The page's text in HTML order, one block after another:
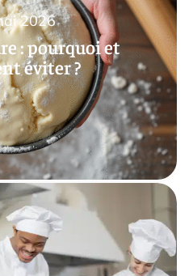
: pourquoi et
éviter ?
2026